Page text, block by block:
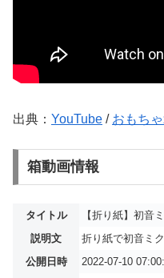
出典： YouTube / おもち
箱動画情報
タイトル
【折り紙】初
説明文
折り紙で初音ミ
公開日時
2022-07-10